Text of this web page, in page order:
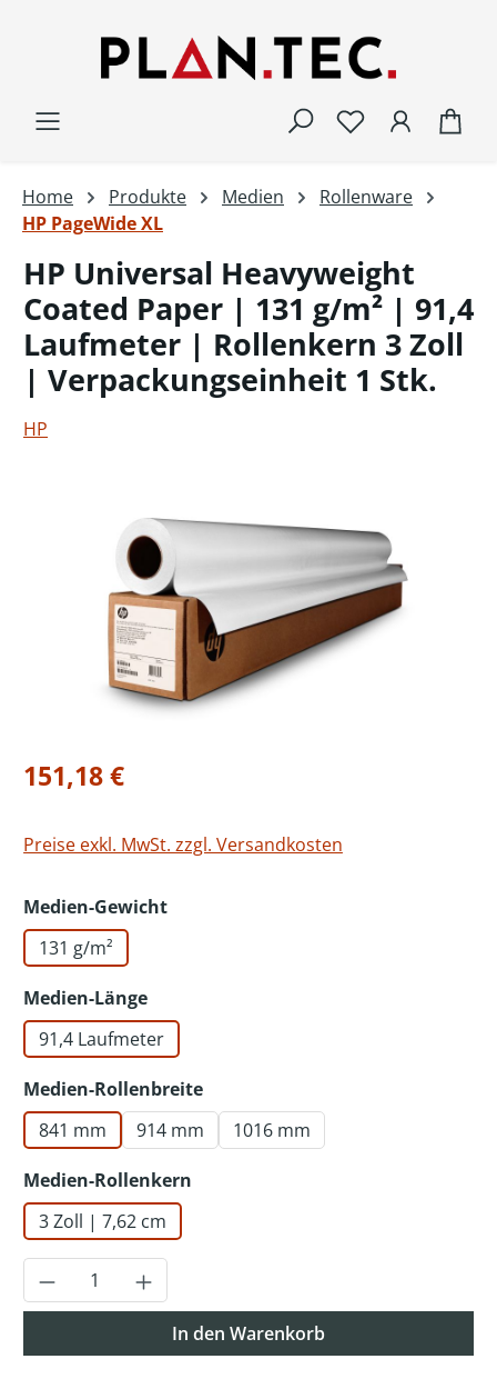
Home Produkte Medien
Rollenware
HP PageWide XL
HP Universal Heavyweight
Coated Paper | 131 g/m² | 91,4
Laufmeter | Rollenkern 3 Zoll
| Verpackungseinheit 1 Stk.
HP
Regulärer Preis:
151,18 €
Preise exkl. MwSt. zzgl. Versandkosten
Medien-Gewichtauswählen
131 g/m²
Medien-Längeauswählen
91,4 Laufmeter
Medien-Rollenbreiteauswählen
841 mm
914 mm 1016 mm
Medien-Rollenkern
3 Zoll | 7,62 cm
Produkt Anzahl: Gib den gewünschten
In den Warenkorb